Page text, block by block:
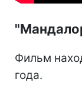
Фильм
года.